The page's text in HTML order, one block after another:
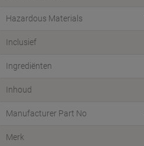
Hazardous Materials
Inclusief
Ingrediënten
Inhoud
Manufacturer Part No
Merk